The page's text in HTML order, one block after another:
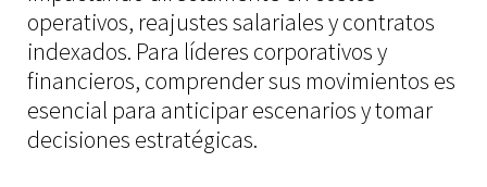
Business Insights
eBook: Panorama y talento financiero
eBook Sector de Energía en Chile
operativos, reajustes salariales y contratos
indexados. Para líderes corporativos y
financieros, comprender sus movimientos es
esencial para anticipar escenarios y tomar
decisiones estratégicas.